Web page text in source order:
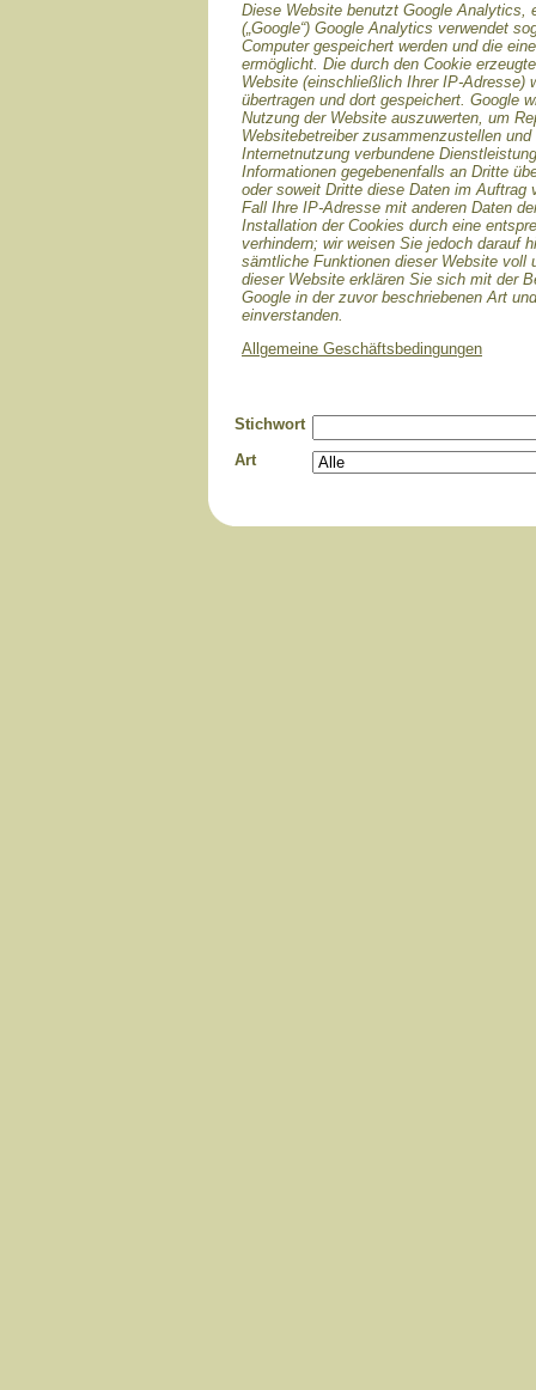
Diese Website benutzt Google Analytics,
(„Google“) Google Analytics verwendet
Computer gespeichert werden und die
ermöglicht. Die durch den Cookie
Website (einschließlich Ihrer IP-Adresse)
übertragen und dort gespeichert. Google
Nutzung der Website auszuwerten, um
Websitebetreiber zusammenzustellen
Internetnutzung verbundene
Informationen gegebenenfalls an Dritte
oder soweit Dritte diese Daten im Auftrag
Fall Ihre IP-Adresse mit anderen Daten
Installation der Cookies durch eine
verhindern; wir weisen Sie jedoch darauf
sämtliche Funktionen dieser Website voll
dieser Website erklären Sie sich mit der
Google in der zuvor beschriebenen Art
einverstanden.
Allgemeine Geschäftsbedingungen
Stichwort
Art